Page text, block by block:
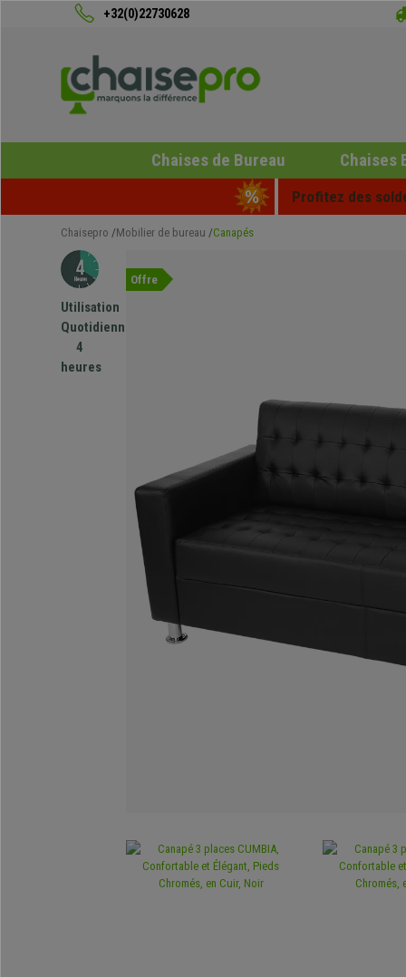
+32(0)22730628
Chaises de Bureau Chaises
Profitez des
Chaisepro Mobilier de bureau Canapés
Utilisation
Quotidienne
4
heures
Offre